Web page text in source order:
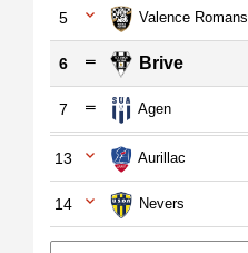
5 Valence Romans
6 Brive
7 Agen
13 Aurillac
14 Nevers